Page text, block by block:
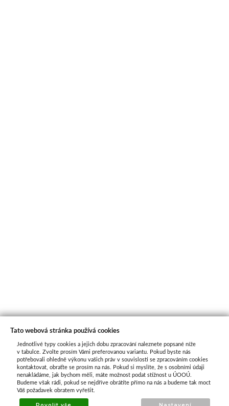
O nás
ATAX Tech je váš spolehlivý partner v oblasti
kotevní techniky, stavebního nářadí a
Tato webová stránka používá cookies
Jednotlivé typy cookies a jejich dobu zpracování naleznete popsané níže
v tabulce. Zvolte prosím Vámi preferovanou variantu. Pokud byste nás
potřebovali ohledně výkonu vašich práv v souvislosti se zpracováním cookies
kontaktovat, obraťte se prosím na nás. Pokud si myslíte, že s osobními údaji
nenakládáme, jak bychom měli, máte možnost podat stížnost u ÚOOÚ.
Budeme však rádi, pokud se nejdříve obrátíte přímo na nás a budeme tak moct
Váš požadavek obratem vyřešit.